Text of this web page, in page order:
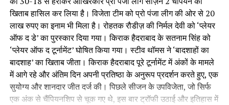
अजेय: द अनटोल्ड स्टोरीमें बेजोड़ संवाद और प्रभावशाली दृश्य हैं जो फिल्म
की यात्रा को और भी सशक्त बनाते हैं। इस ट्रेलर में दर्शक अजय आनंद की
संकल्प और संघर्ष को देख सकते हैं, जो उसे ना केवल एक नेता, बल्कि एक
प्रेरणा का स्रोत बनाता है।
फिल्म में प्रमुख कलाकार:
अनंतविजय जोशी – लीड रोल में
खिताब हासिल कर लिया है। विजेता टीम को प्रो पंजा लीग की ओर से 20
लाख रुपए का इनाम भी मिला है। रोहतक रौडीज़ की निर्मल देवी को ‘प्लेयर
ऑफ द डे’ का पुरस्कार दिया गया। किराक हैदराबाद के सतनाम सिंह को
‘प्लेयर ऑफ द टूर्नामेंट’ घोषित किया गया। स्टीव थॉमस ने ‘बादशाहों का
बादशाह’ का खिताब जीता। किराक हैदराबाद पूरे टूर्नामेंट में अंकों के मामले
में आगे रहे और अंतिम दिन अपनी प्रतिष्ठा के अनुरूप प्रदर्शन करते हुए, एक
सुयोग्य और शानदार जीत दर्ज की। पिछले सीजन के उपविजेता, जो सिर्फ
एक अंक से चैंपियनशिप से चूक गए थे, इस बार ट्रॉफी उठाई और इतिहास में